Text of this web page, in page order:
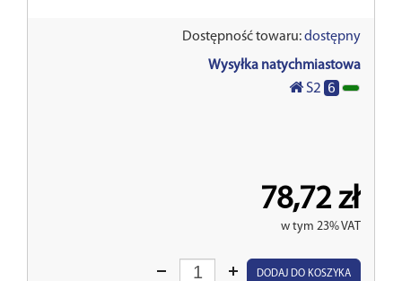
Dostępność towaru:dostępny
Wysyłka natychmiastowa
S2 6
78,72 zł
w tym 23% VAT
Wprowadź
DODAJ DO KOSZYKA